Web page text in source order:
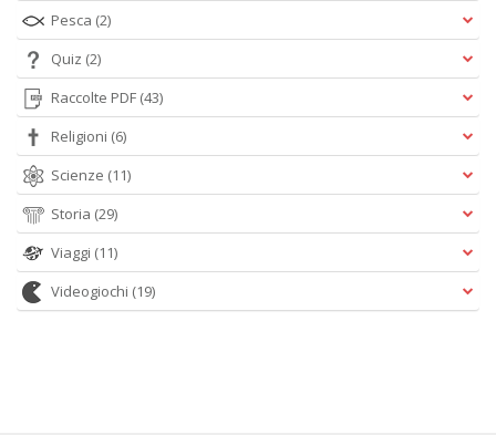
Pesca (2)
Quiz (2)
Raccolte PDF (43)
Religioni (6)
Scienze (11)
Storia (29)
Viaggi (11)
Videogiochi (19)